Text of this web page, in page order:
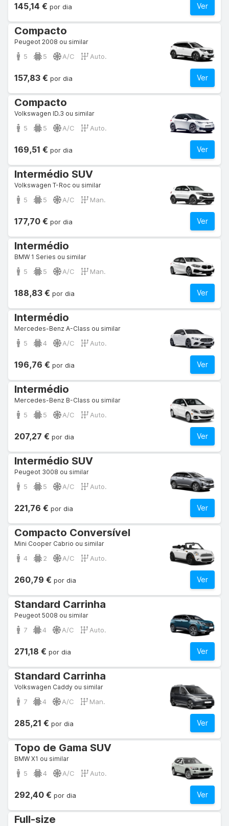
Ver
145,14 € por dia
Compacto
Peugeot 2008 ou similar
5 5 A/C Auto.
Ver
157,83 € por dia
Compacto
Volkswagen ID.3 ou similar
5 5 A/C Auto.
Ver
169,51 € por dia
Intermédio SUV
Volkswagen T-Roc ou similar
5 5 A/C Man.
Ver
177,70 € por dia
Intermédio
BMW 1 Series ou similar
5 5 A/C Man.
Ver
188,83 € por dia
Intermédio
Mercedes-Benz A-Class ou similar
5 4 A/C Auto.
Ver
196,76 € por dia
Intermédio
Mercedes-Benz B-Class ou similar
5 5 A/C Auto.
Ver
207,27 € por dia
Intermédio SUV
Peugeot 3008 ou similar
5 5 A/C Auto.
Ver
221,76 € por dia
Compacto Conversível
Mini Cooper Cabrio ou similar
4 2 A/C Auto.
Ver
260,79 € por dia
Standard Carrinha
Peugeot 5008 ou similar
7 4 A/C Auto.
Ver
271,18 € por dia
Standard Carrinha
Volkswagen Caddy ou similar
7 4 A/C Man.
Ver
285,21 € por dia
Topo de Gama SUV
BMW X1 ou similar
5 4 A/C Auto.
Ver
292,40 € por dia
Full-size